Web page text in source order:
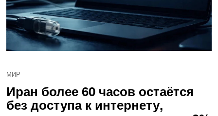
МИР
Иран более 60 часов остаётся
без доступа к интернету,